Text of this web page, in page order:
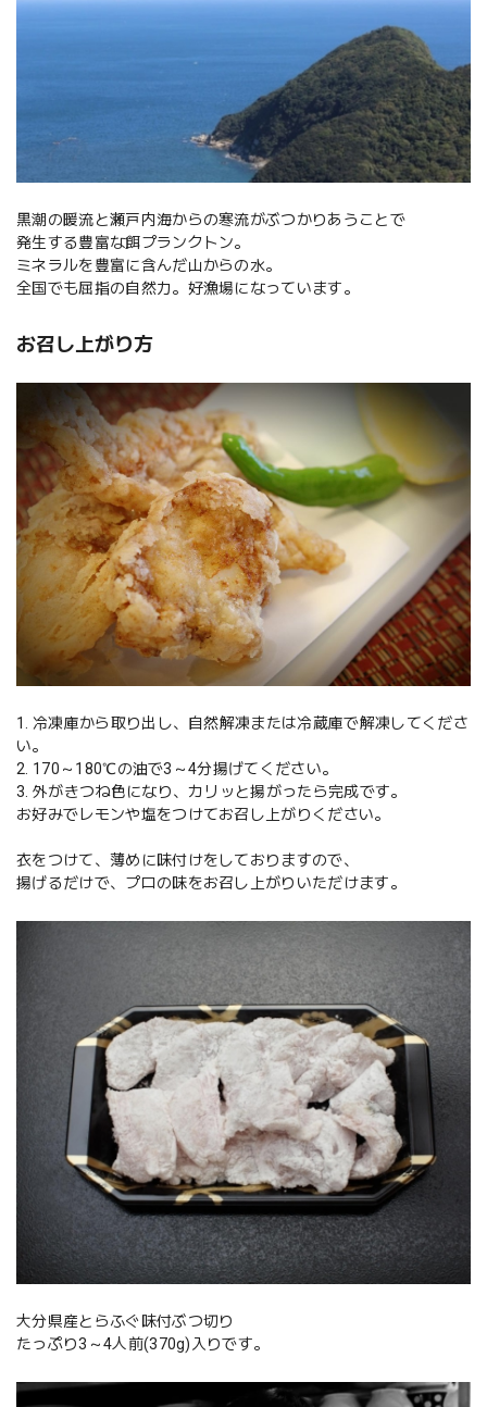
黒潮の暖流と瀬戸内海からの寒流がぶつかりあうことで
発生する豊富な餌プランクトン。
ミネラルを豊富に含んだ山からの水。
全国でも屈指の自然力。好漁場になっています。
お召し上がり方
1. 冷凍庫から取り出し、自然解凍または冷蔵庫で解凍してくださ
い。
2. 170～180℃の油で3～4分揚げてください。
3. 外がきつね色になり、カリッと揚がったら完成です。
お好みでレモンや塩をつけてお召し上がりください。
衣をつけて、薄めに味付けをしておりますので、
揚げるだけで、プロの味をお召し上がりいただけます。
大分県産とらふぐ味付ぶつ切り
たっぷり3～4人前(370g)入りです。